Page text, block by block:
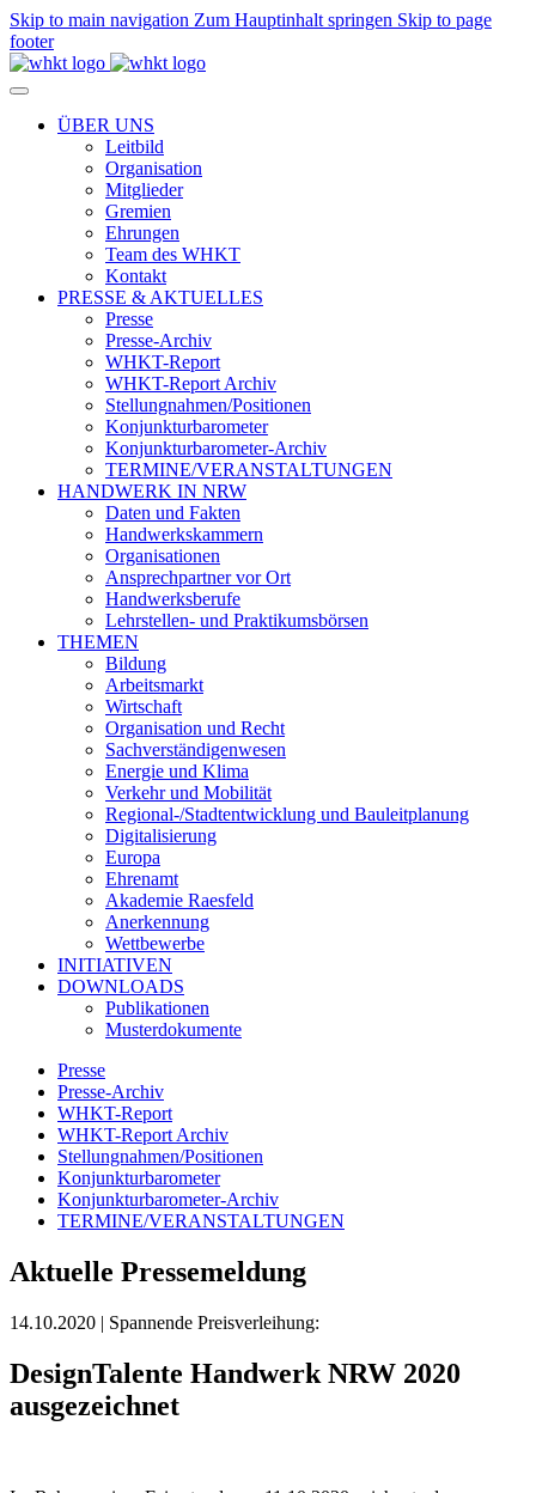
Skip to main navigation Zum Hauptinhalt springen Skip to page
footer
ÜBER UNS
Leitbild
Organisation
Mitglieder
Gremien
Ehrungen
Team des WHKT
Kontakt
PRESSE & AKTUELLES
Presse
Presse-Archiv
WHKT-Report
WHKT-Report Archiv
Stellungnahmen/Positionen
Konjunkturbarometer
Konjunkturbarometer-Archiv
TERMINE/VERANSTALTUNGEN
HANDWERK IN NRW
Daten und Fakten
Handwerkskammern
Organisationen
Ansprechpartner vor Ort
Handwerksberufe
Lehrstellen- und Praktikumsbörsen
THEMEN
Bildung
Arbeitsmarkt
Wirtschaft
Organisation und Recht
Sachverständigenwesen
Energie und Klima
Verkehr und Mobilität
Regional-/Stadtentwicklung und Bauleitplanung
Digitalisierung
Europa
Ehrenamt
Akademie Raesfeld
Anerkennung
Wettbewerbe
INITIATIVEN
DOWNLOADS
Publikationen
Musterdokumente
Presse
Presse-Archiv
WHKT-Report
WHKT-Report Archiv
Stellungnahmen/Positionen
Konjunkturbarometer
Konjunkturbarometer-Archiv
TERMINE/VERANSTALTUNGEN
Aktuelle Pressemeldung
14.10.2020 | Spannende Preisverleihung:
DesignTalente Handwerk NRW 2020
ausgezeichnet